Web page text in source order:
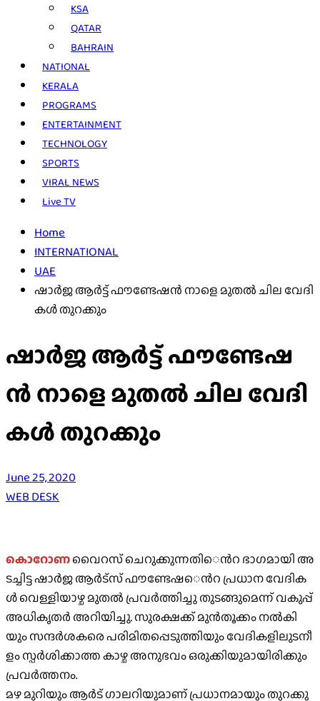
KSA
QATAR
BAHRAIN
NATIONAL
KERALA
PROGRAMS
ENTERTAINMENT
TECHNOLOGY
SPORTS
VIRAL NEWS
Live TV
Home
INTERNATIONAL
UAE
ഷാ​ർ​ജ ആ​ർ​ട്ട് ഫൗ​ണ്ടേ​ഷ​ൻ നാ​ളെ മു​ത​ൽ ചി​ല വേ​ദി​
ക​ൾ തു​റ​ക്കും
ഷാ​ർ​ജ ആ​ർ​ട്ട് ഫൗ​ണ്ടേ​ഷ​
ൻ നാ​ളെ മു​ത​ൽ ചി​ല വേ​ദി​
ക​ൾ തു​റ​ക്കും
June 25, 2020
WEB DESK
കൊ​റോ​ണവൈ​റ​സ്​ ചെ​റു​ക്കു​ന്ന​തി​​െൻറ ഭാ​ഗ​മാ​യി അ​
ട​ച്ചി​ട്ട ഷാ​ർ​ജ ആ​ർ​ട്സ് ഫൗ​ണ്ടേ​ഷ​​െൻറ പ്ര​ധാ​ന വേ​ദി​ക​
ൾ വെ​ള്ളി​യാ​ഴ്ച മു​ത​ൽ പ്ര​വ​ർ​ത്തി​ച്ചു തു​ട​ങ്ങു​മെ​ന്ന് വ​കു​പ്പ്
അ​ധി​കൃ​ത​ർ അ​റി​യി​ച്ചു. സു​ര​ക്ഷ​ക്ക് മു​ൻ​തൂ​ക്കം ന​ൽ​കി​
യും സ​ന്ദ​ർ​ശ​ക​രെ പ​രി​മി​ത​പ്പെ​ടു​ത്തി​യും വേ​ദി​ക​ളി​ലു​ട​നീ​
ളം സ്പ​ർ​ശി​ക്കാ​ത്ത കാ​ഴ്ച അ​നു​ഭ​വം ഒ​രു​ക്കി​യു​മാ​യി​രി​ക്കും
പ്ര​വ​ർ​ത്ത​നം.
മ​ഴ മു​റി​യും ആ​ർ​ട് ഗാ​ല​റി​യു​മാ​ണ് പ്ര​ധാ​ന​മാ​യും തു​റ​ക്കു​